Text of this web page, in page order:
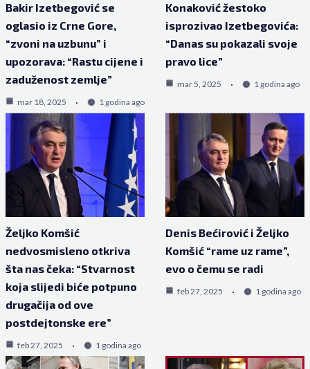
Bakir Izetbegović se
oglasio iz Crne Gore,
“zvoni na uzbunu” i
upozorava: “Rastu cijene i
zaduženost zemlje”
mar 18, 2025 1 godina ago
Konaković žestoko
isprozivao Izetbegovića:
“Danas su pokazali svoje
pravo lice”
mar 5, 2025 1 godina ago
Željko Komšić
nedvosmisleno otkriva
šta nas čeka: “Stvarnost
koja slijedi biće potpuno
drugačija od ove
postdejtonske ere”
feb 27, 2025 1 godina ago
Denis Bećirović i Željko
Komšić “rame uz rame”,
evo o čemu se radi
feb 27, 2025 1 godina ago